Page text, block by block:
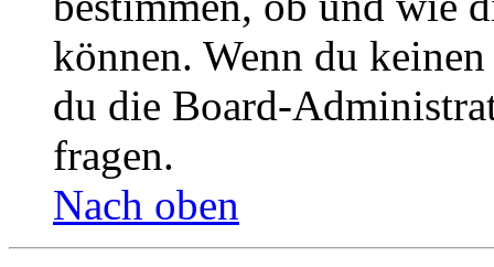
können. Wenn du
du die Board-
fragen.
Nach oben